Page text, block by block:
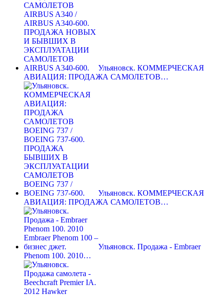
Ульяновск. КОММЕРЧЕСКАЯ
АВИАЦИЯ: ПРОДАЖА САМОЛЕТОВ…
Ульяновск. КОММЕРЧЕСКАЯ
АВИАЦИЯ: ПРОДАЖА САМОЛЕТОВ…
Ульяновск. Продажа - Embraer
Phenom 100. 2010…